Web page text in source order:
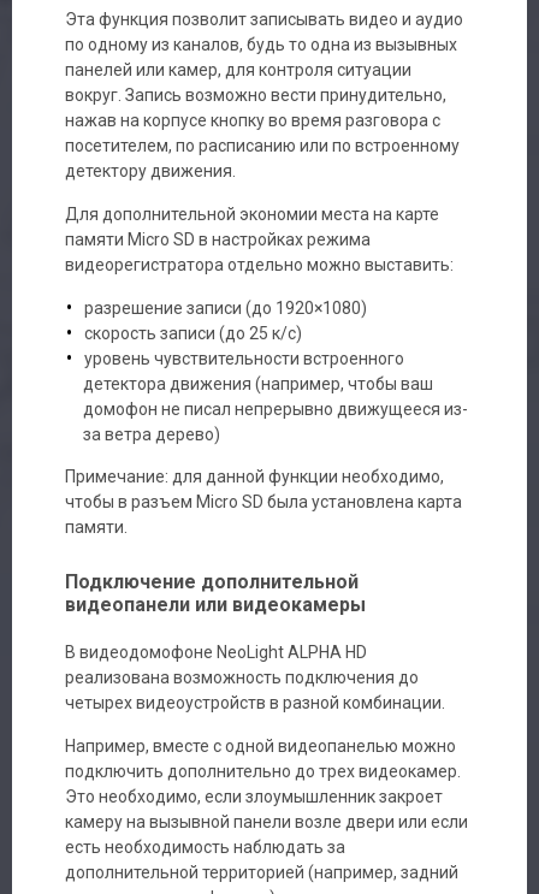
Эта функция позволит записывать видео и аудио
по одному из каналов, будь то одна из вызывных
панелей или камер, для контроля ситуации
вокруг. Запись возможно вести принудительно,
нажав на корпусе кнопку во время разговора с
посетителем, по расписанию или по встроенному
детектору движения.
Для дополнительной экономии места на карте
памяти Micro SD в настройках режима
видеорегистратора отдельно можно выставить:
разрешение записи (до 1920×1080)
скорость записи (до 25 к/с)
уровень чувствительности встроенного
детектора движения (например, чтобы ваш
домофон не писал непрерывно движущееся из-
за ветра дерево)
Примечание: для данной функции необходимо,
чтобы в разъем Micro SD была установлена карта
памяти.
Подключение дополнительной
видеопанели или видеокамеры
В видеодомофоне NeoLight ALPHA HD
реализована возможность подключения до
четырех видеоустройств в разной комбинации.
Например, вместе с одной видеопанелью можно
подключить дополнительно до трех видеокамер.
Это необходимо, если злоумышленник закроет
камеру на вызывной панели возле двери или если
есть необходимость наблюдать за
дополнительной территорией (например, задний